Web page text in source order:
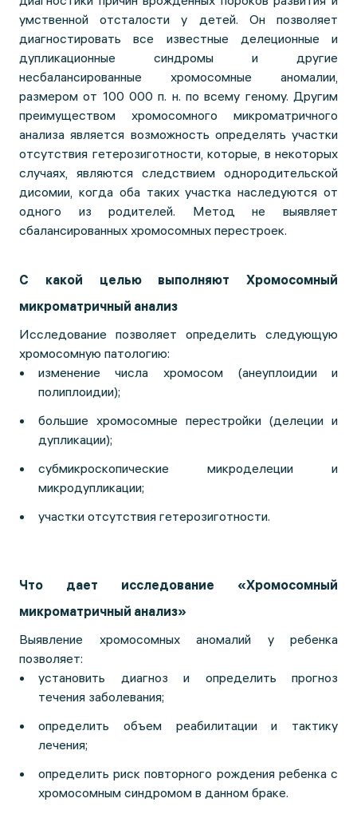
умственной отсталости у детей. Он позволяет
диагностировать все известные делеционные и
дупликационные синдромы и другие
несбалансированные хромосомные аномалии,
размером от 100 000 п. н. по всему геному. Другим
преимуществом хромосомного микроматричного
анализа является возможность определять участки
отсутствия гетерозиготности, которые, в некоторых
случаях, являются следствием однородительской
дисомии, когда оба таких участка наследуются от
одного из родителей. Метод не выявляет
сбалансированных хромосомных перестроек.
С какой целью выполняют Хромосомный
микроматричный анализ
Исследование позволяет определить следующую
хромосомную патологию:
изменение числа хромосом (анеуплоидии и
полиплоидии);
большие хромосомные перестройки (делеции и
дупликации);
субмикроскопические микроделеции и
микродупликации;
участки отсутствия гетерозиготности.
Что дает исследование «Хромосомный
микроматричный анализ»
Выявление хромосомных аномалий у ребенка
позволяет:
установить диагноз и определить прогноз
течения заболевания;
определить объем реабилитации и тактику
лечения;
определить риск повторного рождения ребенка с
хромосомным синдромом в данном браке.